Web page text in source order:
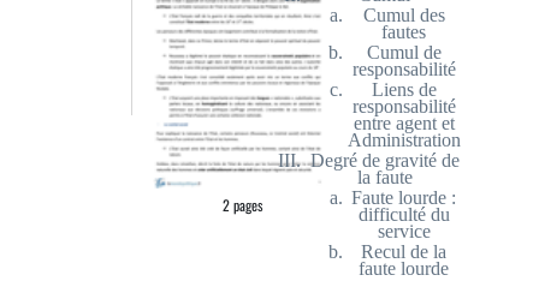
2 pages
Cumul des
fautes
Cumul de
responsabilité
Liens de
responsabilité
entre agent et
Administration
Degré de gravité de
la faute
Faute lourde :
difficulté du
service
Recul de la
faute lourde